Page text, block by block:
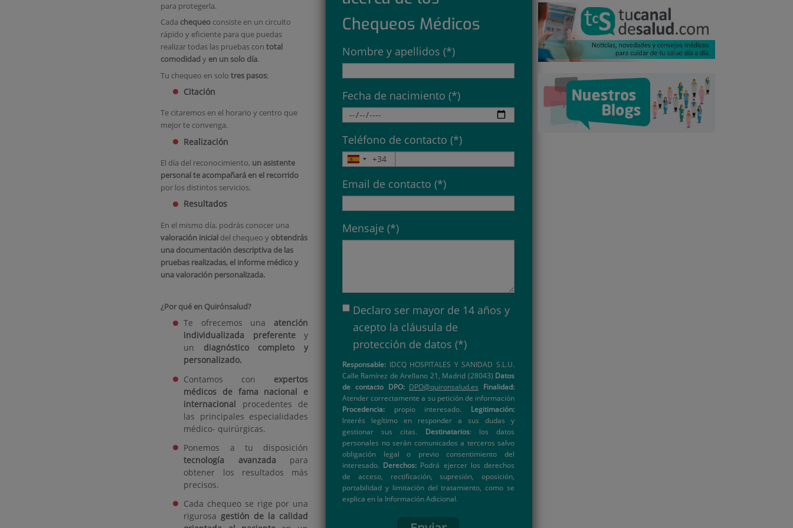
Chequeos Médicos
Nombre y apellidos (*)
Fecha de nacimiento (*)
Teléfono de contacto (*)
Email de contacto (*)
Mensaje (*)
Declaro ser mayor de 14 años y
acepto la cláusula de
protección de datos (*)
Responsable: IDCQ HOSPITALES Y SANIDAD S.L.U.
Calle Ramírez de Arellano 21, Madrid (28043) Datos
de contacto DPO: DPO@quironsalud.es
Finalidad:
Atender correctamente a su petición de información
Procedencia: propio interesado. Legitimación:
Interés legítimo en responder a sus dudas y
gestionar sus citas. Destinatarios: los datos
personales no serán comunicados a terceros salvo
obligación legal o previo consentimiento del
interesado. Derechos: Podrá ejercer los derechos
de acceso, rectificación, supresión, oposición,
portabilidad y limitación del tratamiento, como se
explica en la Información Adicional.
para protegerla.
Cada chequeo consiste en un circuito
rápido y eficiente para que puedas
realizar todas las pruebas con total
comodidady en un solo día.
Tu chequeo en solo tres pasos:
Citación
Te citaremos en el horario y centro que
mejor te convenga.
Realización
El día del reconocimiento, un asistente
personal te acompañará en el recorrido
por los distintos servicios.
Resultados
En el mismo día, podrás conocer una
valoración inicial del chequeo y obtendrás
una documentación descriptiva de las
pruebas realizadas, el informe médico y
una valoración personalizada.
¿Por qué en Quirónsalud?
Te ofrecemos una atención
individualizada preferentey
un diagnóstico completo y
personalizado.
Contamos con expertos
médicos de fama nacional e
internacional procedentes de
las principales especialidades
médico- quirúrgicas.
Ponemos a tu disposición
tecnología avanzada para
obtener los resultados más
precisos.
Cada chequeo se rige por una
rigurosagestión de la calidad